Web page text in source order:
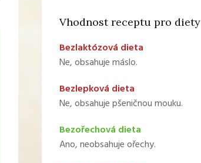
Vhodnost receptu pro diety
Bezlaktózová dieta
Ne, obsahuje máslo.
Bezlepková dieta
Ne, obsahuje pšeničnou mouku.
Bezořechová dieta
Ano, neobsahuje ořechy.